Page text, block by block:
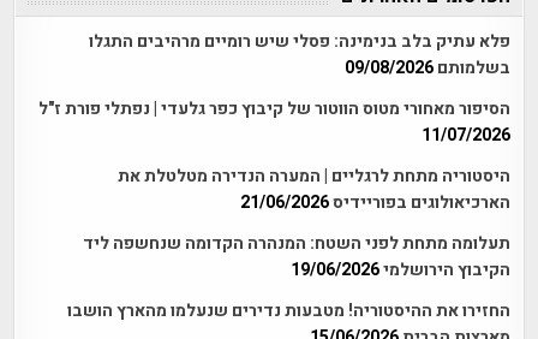
פלא עתיק בלב בנימינה: פסלי שיש רומיים מרהיבים התגלו
בשלמותם 09/08/2026
הסיפור מאחורי מטוס הווטור של קיבוץ כפר גלעדי | נפתלי פורת ז"ל
11/07/2026
היסטוריה מתחת לרגליים | המערה הנדירה מטלטלת את
הארכיאולוגים בפוריידיס21/06/2026
תעלומה מתחת לפני השטח: המנהרה הקדומה שנחשפה ליד
הקיבוץ הירושלמי19/06/2026
החזירו את ההיסטוריה! מטבעות נדירים שנעלמו מהארץ הושבו